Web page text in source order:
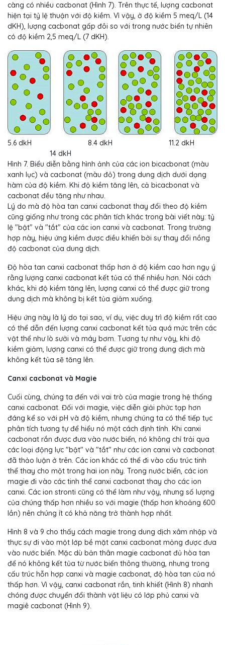
càng có nhiều cacbonat (Hình 7). Trên thực tế, lượng cacbonat
hiện tại tỷ lệ thuận với độ kiềm. Vì vậy, ở độ kiềm 5 meq/L (14
dKH), lượng cacbonat gấp đôi so với trong nước biển tự nhiên
có độ kiềm 2,5 meq/L (7 dKH).
5.6 dkH 8.4 dkH 11.2 dkH
14 dkH
Hình 7. Biểu diễn bằng hình ảnh của các ion bicacbonat (màu
xanh lục) và cacbonat (màu đỏ) trong dung dịch dưới dạng
hàm của độ kiềm. Khi độ kiềm tăng lên, cả bicacbonat và
cacbonat đều tăng như nhau.
Lý do mà độ hòa tan canxi cacbonat thay đổi theo độ kiềm
cũng giống như trong các phân tích khác trong bài viết này: tỷ
lệ "bật" và "tắt" của các ion canxi và cacbonat. Trong trường
hợp này, hiệu ứng kiềm được điều khiển bởi sự thay đổi nồng
độ cacbonat của dung dịch.
Độ hòa tan canxi cacbonat thấp hơn ở độ kiềm cao hơn ngụ ý
rằng lượng canxi cacbonat kết tủa có thể nhiều hơn. Nói cách
khác, khi độ kiềm tăng lên, lượng canxi có thể được giữ trong
dung dịch mà không bị kết tủa giảm xuống.
Hiệu ứng này là lý do tại sao, ví dụ, việc duy trì độ kiềm rất cao
có thể dẫn đến lượng canxi cacbonat kết tủa quá mức trên các
vật thể như lò sưởi và máy bơm. Tương tự như vậy, khi độ
kiềm giảm, lượng canxi có thể được giữ trong dung dịch mà
không kết tủa sẽ tăng lên.
Canxi cacbonat và Magie
Cuối cùng, chúng ta đến với vai trò của magie trong hệ thống
canxi cacbonat. Đối với magie, việc diễn giải phức tạp hơn
đáng kể so với pH và độ kiềm, nhưng chúng ta có thể tiếp tục
phân tích tương tự để hiểu nó một cách định tính. Khi canxi
cacbonat rắn được đưa vào nước biển, nó không chỉ trải qua
các loại động lực "bật" và "tắt" như các ion canxi và cacbonat
đã thảo luận ở trên. Các ion khác có thể đi vào cấu trúc tinh
thể thay cho một trong hai ion này. Trong nước biển, các ion
magie đi vào các tinh thể canxi cacbonat thay cho các ion
canxi. Các ion stronti cũng có thể làm như vậy, nhưng số lượng
của chúng thấp hơn nhiều so với magie (thấp hơn khoảng 600
lần) nên chúng ít có khả năng trở thành hợp nhất.
Hình 8 và 9 cho thấy cách magie trong dung dịch xâm nhập và
thực sự đi vào một lớp bề mặt canxi cacbonat mỏng được đưa
vào nước biển. Mặc dù bản thân magie cacbonat đủ hòa tan
để nó không kết tủa từ nước biển thông thường, nhưng trong
cấu trúc hỗn hợp canxi và magie cacbonat, độ hòa tan của nó
thấp hơn. Vì vậy, canxi cacbonat rắn, tinh khiết (Hình 8) nhanh
chóng được chuyển đổi thành vật liệu có lớp phủ canxi và
magiê cacbonat (Hình 9).